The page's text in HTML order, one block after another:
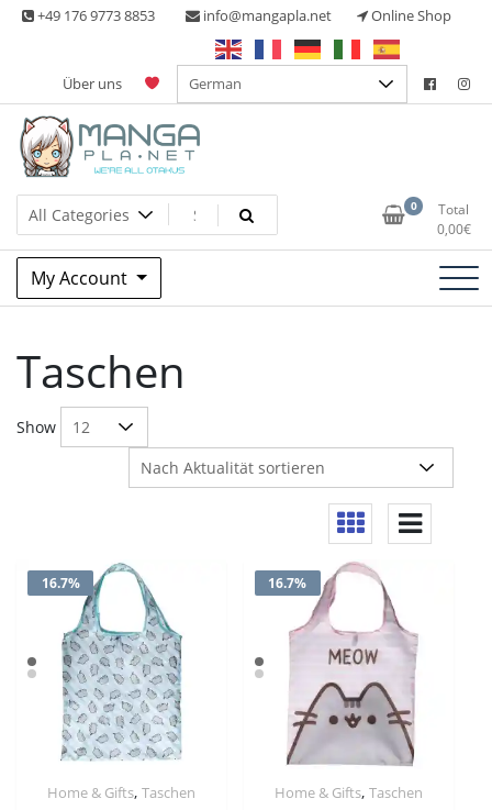
Skip +49 176 9773 8853 info@mangapla.net Online Shop
Über uns
Manga Planet
Split Part Online Shop 0
Total
0,00€
My Account
Taschen
Show
16.7%
Home & Gifts,Taschen
16.7%
Home & Gifts, Taschen